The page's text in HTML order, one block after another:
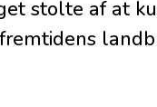
stolte af at